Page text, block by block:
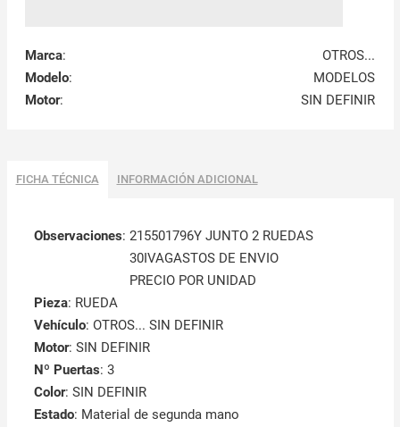
Marca:
OTROS...
Modelo:
MODELOS
Motor: SIN DEFINIR
FICHA TÉCNICA INFORMACIÓN ADICIONAL
Observaciones: 215501796Y JUNTO 2 RUEDAS
30IVAGASTOS DE ENVIO
PRECIO POR UNIDAD
Pieza: RUEDA
Vehículo: OTROS... SIN DEFINIR
Motor: SIN DEFINIR
Nº Puertas: 3
Color: SIN DEFINIR
Estado: Material de segunda mano